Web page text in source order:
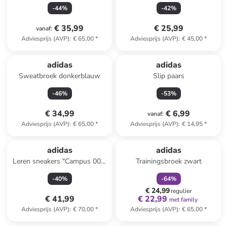
-44%
vanaf: € 35,99
Adviesprijs (AVP): € 65,00*
-42%
€ 25,99
Adviesprijs (AVP): € 45,00*
adidas
Sweatbroek donkerblauw
-46%
€ 34,99
Adviesprijs (AVP): € 65,00*
adidas
Slip paars
-53%
vanaf: € 6,99
Adviesprijs (AVP): € 14,95*
adidas
Leren sneakers "Campus 00s"
blauw
-40%
€ 41,99
Adviesprijs (AVP): € 70,00*
adidas
Trainingsbroek zwart
-64%
€ 24,99regulier
€ 22,99 met family
Adviesprijs (AVP): € 65,00*